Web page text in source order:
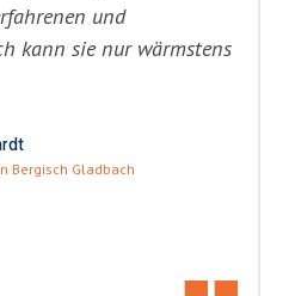
und
kann sie nur wärmstens
Bergisch Gladbach